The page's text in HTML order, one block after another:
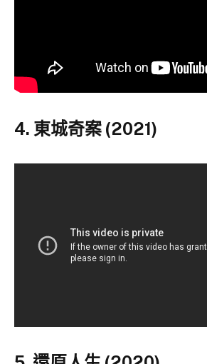
4. 東城奇案 (2021)